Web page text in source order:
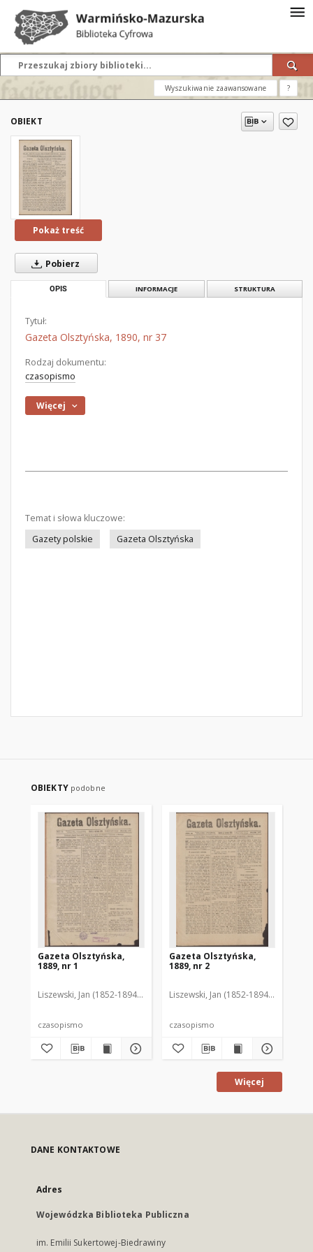
Wyszukiwanie zaawansowane ?
OBIEKT
Pokaż treść
Pobierz
OPIS INFORMACJE STRUKTURA
Tytuł:
Gazeta Olsztyńska, 1890, nr 37
Rodzaj dokumentu:
czasopismo
Więcej
Temat i słowa kluczowe:
Gazety polskie
Gazeta Olsztyńska
OBIEKTY podobne
Gazeta Olsztyńska,
1889, nr 1
Liszewski, Jan (1852-1894). Red.
czasopismo
Gazeta Olsztyńska,
1889, nr 2
Liszewski, Jan (1852-1894). Red.
czasopismo
Więcej
DANE KONTAKTOWE
Adres
Wojewódzka Biblioteka Publiczna
im. Emilii Sukertowej-Biedrawiny